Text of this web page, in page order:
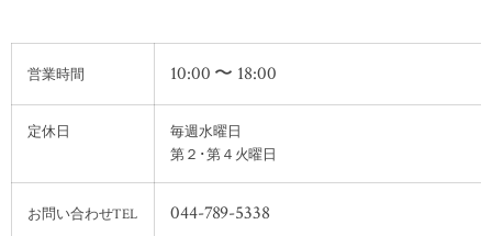
営業時間 10:00 〜 18:00
定休日
毎週水曜日
第２･第４火曜日
お問い合わせTEL 044-789-5338